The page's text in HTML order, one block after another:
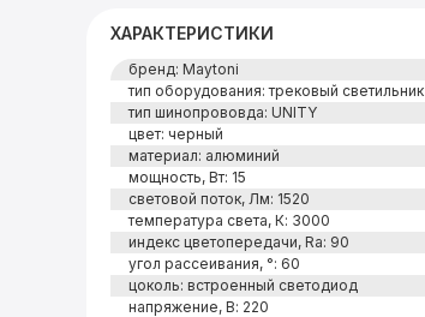
ХАРАКТЕРИСТИКИ
бренд: Maytoni
тип оборудования: трековый светильник
тип шинопрововда: UNITY
цвет: черный
материал: алюминий
мощность, Вт: 15
световой поток, Лм: 1520
температура света, К: 3000
индекс цветопередачи, Ra: 90
угол рассеивания, °: 60
цоколь: встроенный светодиод
напряжение, В: 220